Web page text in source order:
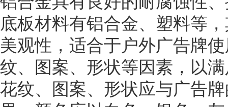
底板材料有铝合金、塑料等
美观性，适合于户外广告牌
纹、图案、形状等因素，以
花纹、图案、形状应与广告